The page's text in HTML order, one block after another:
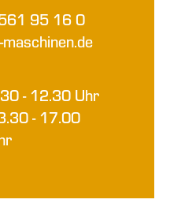
95 16 0
maschinen.de
- 12.30 Uhr
- 17.00